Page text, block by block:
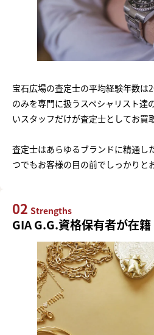
宝石広場の査定士の平均経験年数は
のみを専門に扱うスペシャリスト達
いスタッフだけが査定士としてお買
査定士はあらゆるブランドに精通し
つでもお客様の目の前でしっかりと
02 Strengths
GIA G.G.資格保有者が在籍